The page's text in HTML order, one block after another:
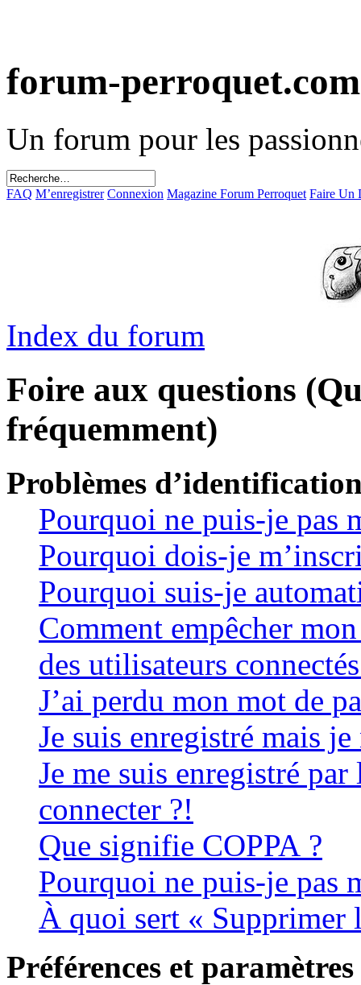
forum-perroquet.com
Un forum pour les
FAQ M’enregistrer Connexion Magazine Forum Perroquet Faire Un
Index du forum
Foire aux questions
fréquemment)
Problèmes
Pourquoi ne puis-je pas
Pourquoi dois-je
Pourquoi suis-je
Comment empêcher
des utilisateurs
J’ai perdu mon mot de
Je suis enregistré mais
Je me suis enregistré
connecter ?!
Que signifie COPPA ?
Pourquoi ne puis-je pas
À quoi sert « Supprimer
Préférences et